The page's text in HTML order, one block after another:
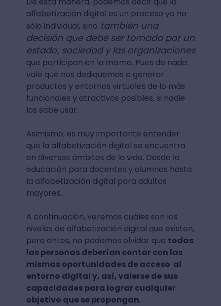
alfabetización digital es un proceso ya no
sólo individual, sino también una
decisión que debe ser tomada por un
estado, sociedad y las organizaciones
que participan en la misma. Pues de nada
vale que nos dediquemos a generar
productos y entornos virtuales de lo más
funcionales y atractivos posibles, si nadie
los sabe usar.
Asimismo, es muy importante entender
que la alfabetización digital se encuentra
en diversos ámbitos de la vida. Desde la
educación para docentes y alumnos hasta
la alfabetización digital para adultos
mayores.
A continuación, veremos cuáles son los
niveles de alfabetización digital que existen,
pero antes, no podemos olvidar que todas
las personas deberían contar con las
mismas oportunidades de acceso al
entorno digital y, así, valerse de sus
capacidades para lograr cualquier
objetivo que se propongan.